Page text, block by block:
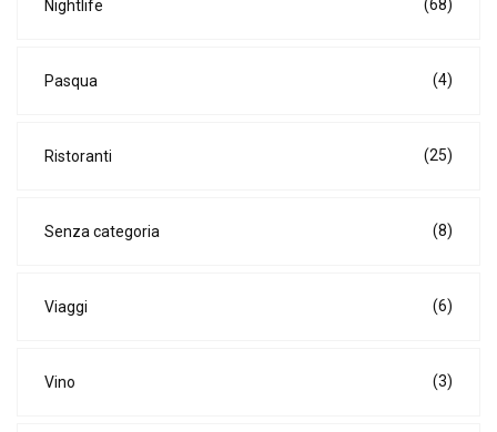
Nightlife (68)
Pasqua (4)
Ristoranti (25)
Senza categoria (8)
Viaggi (6)
Vino (3)